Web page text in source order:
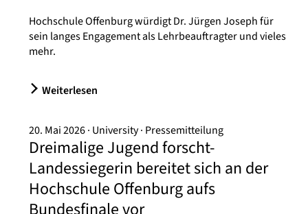
Hochschule Offenburg würdigt Dr. Jürgen Joseph für
sein langes Engagement als Lehrbeauftragter und vieles
mehr.
Weiterlesen
20. Mai 2026 University Pressemitteilung
Dreimalige Jugend forscht-
Landessiegerin bereitet sich an der
Hochschule Offenburg aufs